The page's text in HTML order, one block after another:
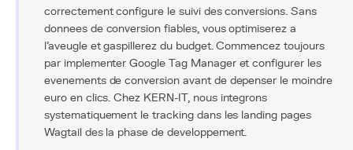
correctement configure le suivi des conversions. Sans
donnees de conversion fiables, vous optimiserez a
l'aveugle et gaspillerez du budget. Commencez toujours
par implementer Google Tag Manager et configurer les
evenements de conversion avant de depenser le moindre
euro en clics. Chez KERN-IT, nous integrons
systematiquement le tracking dans les landing pages
Wagtail des la phase de developpement.